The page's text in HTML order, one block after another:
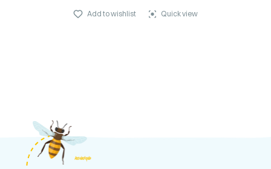
Add to wishlist Quick view
kosnicashop.ba